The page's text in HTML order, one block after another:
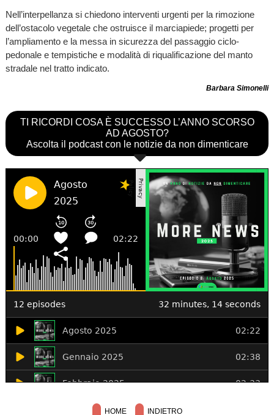
Nell’interpellanza si chiedono interventi urgenti per la rimozione
dell’ostacolo vegetale che ostruisce il marciapiede; progetti per
l’ampliamento e la messa in sicurezza del passaggio ciclo-
pedonale e tempistiche e modalità di riqualificazione del manto
stradale nel tratto indicato.
Barbara Simonelli
TI RICORDI COSA È SUCCESSO L’ANNO SCORSO
AD AGOSTO?
Ascolta il podcast con le notizie da non dimenticare
HOME INDIETRO